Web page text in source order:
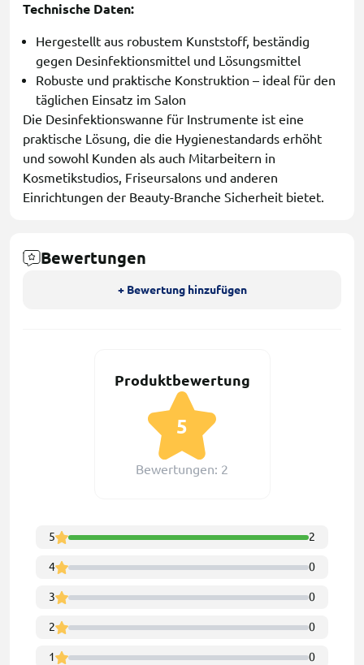
Technische Daten:
Hergestellt aus robustem Kunststoff, beständig
gegen Desinfektionsmittel und Lösungsmittel
Robuste und praktische Konstruktion – ideal für den
täglichen Einsatz im Salon
Die Desinfektionswanne für Instrumente ist eine
praktische Lösung, die die Hygienestandards erhöht
und sowohl Kunden als auch Mitarbeitern in
Kosmetikstudios, Friseursalons und anderen
Einrichtungen der Beauty-Branche Sicherheit bietet.
Bewertungen
+ Bewertung hinzufügen
Produktbewertung
5
Bewertungen: 2
5 2
4 0
3 0
2 0
1 0